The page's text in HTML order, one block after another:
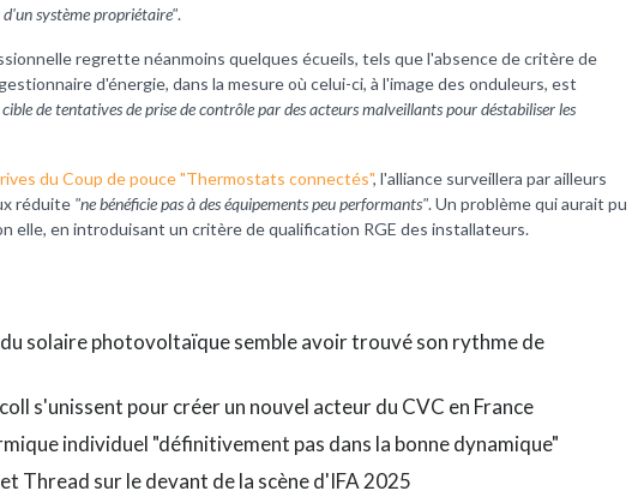
système propriétaire".
regrette néanmoins quelques écueils, tels que l'absence de critère de
d'énergie, dans la mesure où celui-ci, à l'image des onduleurs, est
de tentatives de prise de contrôle par des acteurs malveillants pour déstabiliser les
du Coup de pouce "Thermostats connectés", l'alliance surveillera par ailleurs
réduite "ne bénéficie pas à des équipements peu performants". Un problème qui aurait pu
elle, en introduisant un critère de qualification RGE des installateurs.
du solaire photovoltaïque semble avoir trouvé son rythme de
s'unissent pour créer un nouvel acteur du CVC en France
individuel "définitivement pas dans la bonne dynamique"
Thread sur le devant de la scène d'IFA 2025